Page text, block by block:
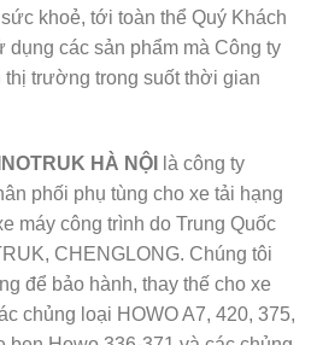
khoẻ, tới toàn thể Quý Khách
dụng các sản phẩm mà Công ty
thị trường trong suốt thời gian
HÀ NỘI
là công ty
phối phụ tùng cho xe tải hạng
máy công trình do Trung Quốc
CHENGLONG. Chúng tôi
để bảo hành, thay thế cho xe
chủng loại HOWO A7, 420, 375,